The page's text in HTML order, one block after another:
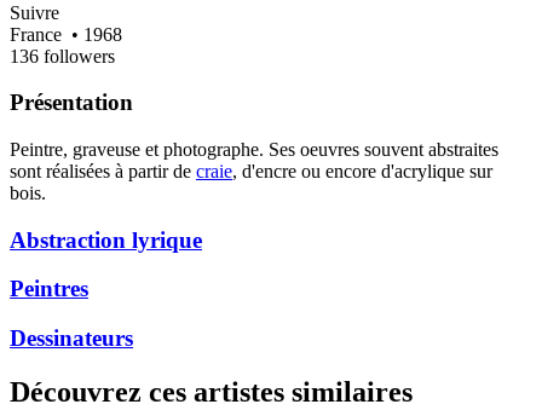
Suivre
France • 1968
136 followers
Présentation
Peintre, graveuse et photographe. Ses oeuvres souvent abstraites
sont réalisées à partir de craie, d'encre ou encore d'acrylique sur
bois.
Abstraction lyrique
Peintres
Dessinateurs
Découvrez ces artistes similaires